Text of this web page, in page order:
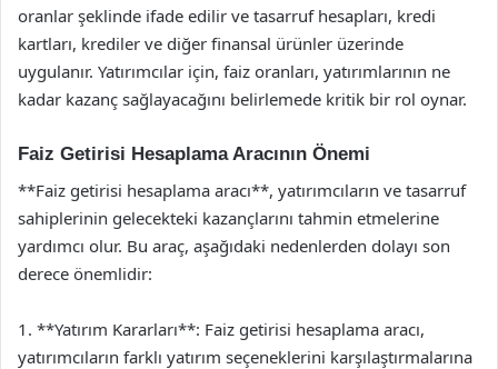
oranlar şeklinde ifade edilir ve tasarruf hesapları, kredi
kartları, krediler ve diğer finansal ürünler üzerinde
uygulanır. Yatırımcılar için, faiz oranları, yatırımlarının ne
kadar kazanç sağlayacağını belirlemede kritik bir rol oynar.
Faiz Getirisi Hesaplama Aracının Önemi
**Faiz getirisi hesaplama aracı**, yatırımcıların ve tasarruf
sahiplerinin gelecekteki kazançlarını tahmin etmelerine
yardımcı olur. Bu araç, aşağıdaki nedenlerden dolayı son
derece önemlidir:
1. **Yatırım Kararları**: Faiz getirisi hesaplama aracı,
yatırımcıların farklı yatırım seçeneklerini karşılaştırmalarına